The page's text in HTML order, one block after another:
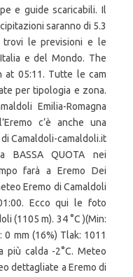
e guide scaricabili. Il
saranno di 5.3
trovi le previsioni e le
e del Mondo. The
at 05:11. Tutte le cam
per tipologia e zona.
Emilia-Romagna
c’è anche una
Camaldoli-camaldoli.it
BASSA QUOTA nei
farà a Eremo Dei
Eremo di Camaldoli
Ecco qui le foto
(1105 m). 34 °C )(Min:
mm (16%) Tlak: 1011
più calda -2°C. Meteo
dettagliate a Eremo di